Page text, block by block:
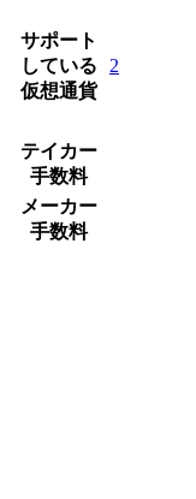
サポート
している
仮想通貨
2
テイカー
手数料
メーカー
手数料